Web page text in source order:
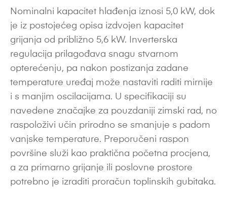
Nominalni kapacitet hlađenja iznosi 5,0 kW, dok
je iz postojećeg opisa izdvojen kapacitet
grijanja od približno 5,6 kW. Inverterska
regulacija prilagođava snagu stvarnom
opterećenju, pa nakon postizanja zadane
temperature uređaj može nastaviti raditi mirnije
i s manjim oscilacijama. U specifikaciji su
navedene značajke za pouzdaniji zimski rad, no
raspoloživi učin prirodno se smanjuje s padom
vanjske temperature. Preporučeni raspon
površine služi kao praktična početna procjena,
a za primarno grijanje ili poslovne prostore
potrebno je izraditi proračun toplinskih gubitaka.